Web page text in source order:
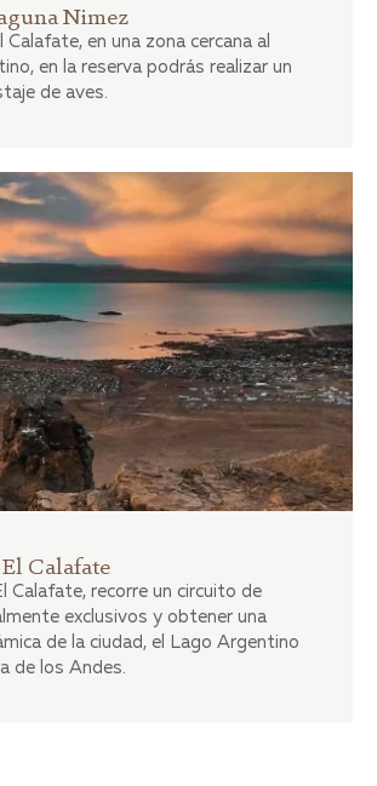
Nimez
Calafate, en una zona cercana al
en la reserva podrás realizar un
de aves.
Calafate
Calafate, recorre un circuito de
exclusivos y obtener una
de la ciudad, el Lago Argentino
de los Andes.